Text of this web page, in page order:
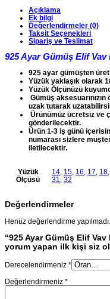
Açıklama
Ek bilgi
Değerlendirmeler (0)
Taksit Seçenekleri
Sipariş ve Teslimat
925 Ayar Gümüş Elif Vav
925 ayar gümüşten
Yüzük yaklaşık olarak 18
Yüzük Ölçünüzü
Gümüş
uzak tutarak
Ürünümüz ücretsiz ve
gönderilecektir.
Ürün 1-3 iş günü
numarası sizlere
iletilecektir.
Yüzük
Ölçüsü
14 15 16 17 18
31
32
Değerlendirmeler
Henüz değerlendirme yapılmadı.
“925 Ayar Gümüş Elif
yorum yapan ilk kişi siz
Derecelendirmeniz *
Değerlendirmeniz *